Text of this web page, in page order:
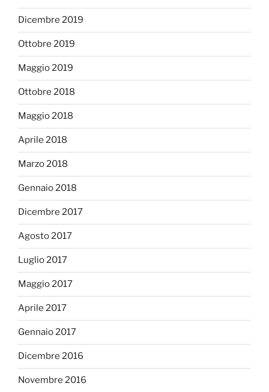
Dicembre 2019
Ottobre 2019
Maggio 2019
Ottobre 2018
Maggio 2018
Aprile 2018
Marzo 2018
Gennaio 2018
Dicembre 2017
Agosto 2017
Luglio 2017
Maggio 2017
Aprile 2017
Gennaio 2017
Dicembre 2016
Novembre 2016